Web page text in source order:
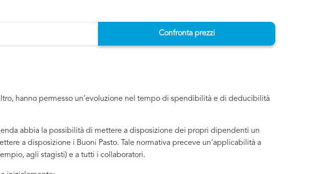
Confronta prezzi
hanno permesso un’evoluzione nel tempo di spendibilità e di deducibilità
abbia la possibilità di mettere a disposizione dei propri dipendenti un
a disposizione i Buoni Pasto. Tale normativa preceve un’applicabilità a
agli stagisti) e a tutti i collaboratori.